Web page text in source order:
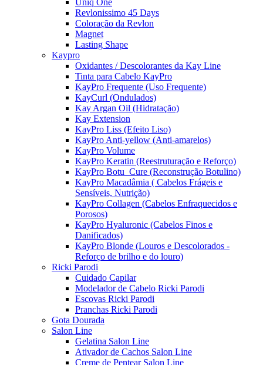
Uniq One
Revlonissimo 45 Days
Coloração da Revlon
Magnet
Lasting Shape
Kaypro
Oxidantes / Descolorantes da Kay Line
Tinta para Cabelo KayPro
KayPro Frequente (Uso Frequente)
KayCurl (Ondulados)
Kay Argan Oil (Hidratação)
Kay Extension
KayPro Liss (Efeito Liso)
KayPro Anti-yellow (Anti-amarelos)
KayPro Volume
KayPro Keratin (Reestruturação e Reforço)
KayPro Botu_Cure (Reconstrução Botulino)
KayPro Macadâmia ( Cabelos Frágeis e
Sensíveis, Nutrição)
KayPro Collagen (Cabelos Enfraquecidos e
Porosos)
KayPro Hyaluronic (Cabelos Finos e
Danificados)
KayPro Blonde (Louros e Descolorados -
Reforço de brilho e do louro)
Ricki Parodi
Cuidado Capilar
Modelador de Cabelo Ricki Parodi
Escovas Ricki Parodi
Pranchas Ricki Parodi
Gota Dourada
Salon Line
Gelatina Salon Line
Ativador de Cachos Salon Line
Creme de Pentear Salon Line